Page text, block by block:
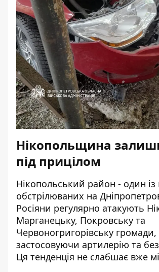
Нікопольщина
під прицілом
Нікопольський район - один
обстрілюваних на
Росіяни регулярно атакують
Марганецьку, Покровську та
Червоногригорівську громади,
застосовуючи артилерію та
Ця тенденція не слабшає вже